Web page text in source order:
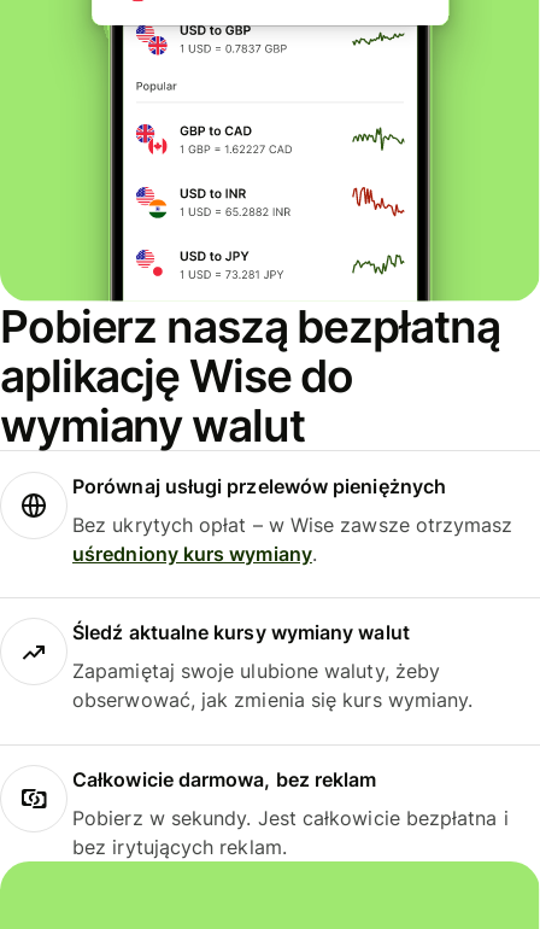
Pobierz naszą bezpłatną
aplikację Wise do
wymiany walut
Porównaj usługi przelewów pieniężnych
Bez ukrytych opłat – w Wise zawsze otrzymasz
uśredniony kurs wymiany.
Śledź aktualne kursy wymiany walut
Zapamiętaj swoje ulubione waluty, żeby
obserwować, jak zmienia się kurs wymiany.
Całkowicie darmowa, bez reklam
Pobierz w sekundy. Jest całkowicie bezpłatna i
bez irytujących reklam.